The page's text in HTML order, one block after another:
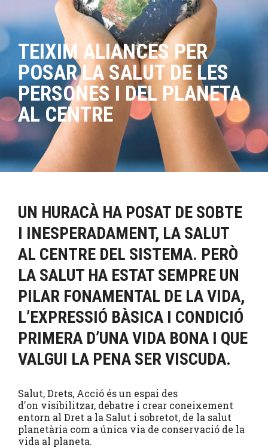
TEIXIM ALIANCES PER
POSAR LA SALUT DE LES
PERSONES I DEL PLANETA
AL CENTRE
UN HURACÀ HA POSAT DE SOBTE
I INESPERADAMENT, LA SALUT
AL CENTRE DEL SISTEMA. PERÒ
LA SALUT HA ESTAT SEMPRE UN
PILAR FONAMENTAL DE LA VIDA,
L’EXPRESSIÓ BÀSICA I CONDICIÓ
PRIMERA D’UNA VIDA BONA I QUE
VALGUI LA PENA SER VISCUDA.
Salut, Drets, Acció és un espai des
d'on visibilitzar, debatre i crear coneixement
entorn al Dret a la Salut i sobretot, de la salut
planetària com a única via de conservació de la
vida al planeta.